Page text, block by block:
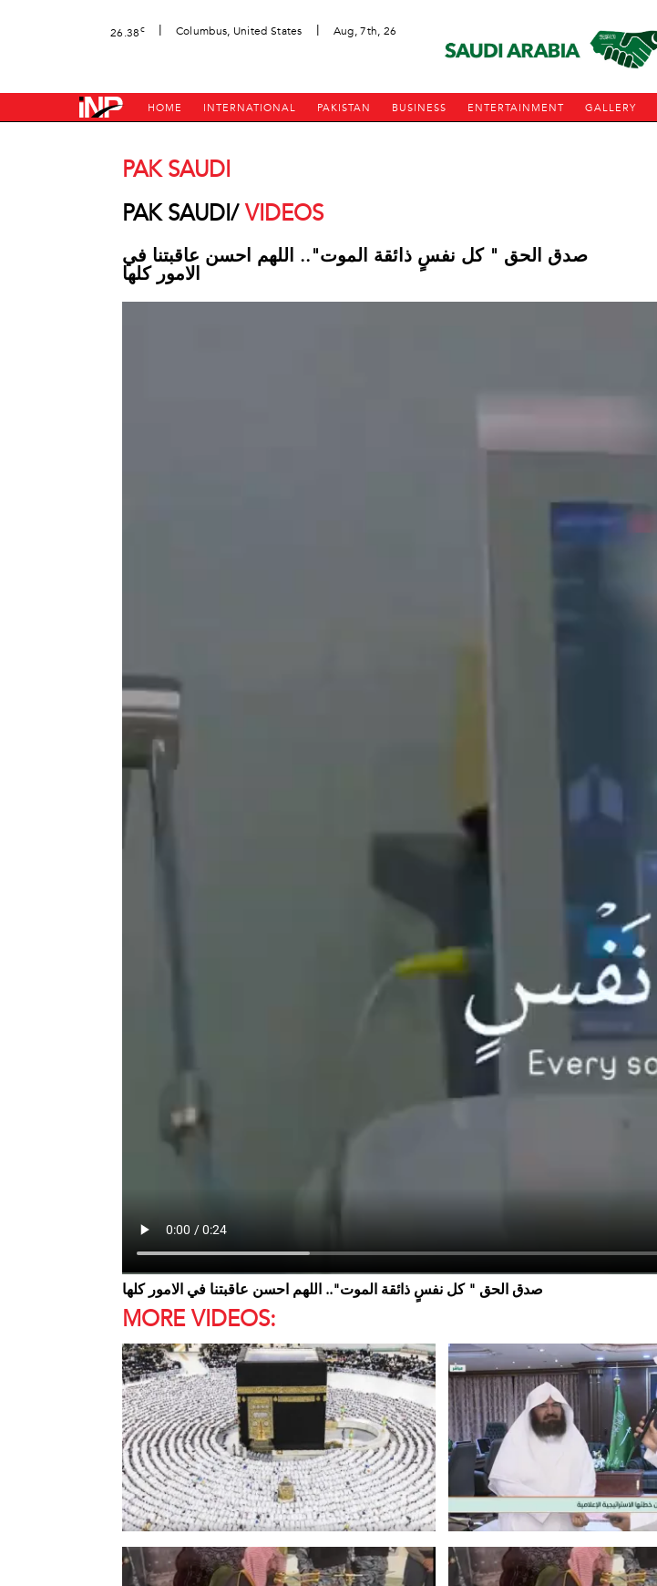
26.38c | Columbus, United States | Aug, 7th, 26
HOME INTERNATIONAL PAKISTAN BUSINESS ENTERTAINMENT GALLERY
PAK SAUDI
PAK SAUDI/VIDEOS
صدق الحق " كل نفسٍ ذائقة الموت".. اللهم احسن عاقبتنا في
الامور كلها
صدق الحق " كل نفسٍ ذائقة الموت".. اللهم احسن عاقبتنا في الامور كلها
MORE VIDEOS: